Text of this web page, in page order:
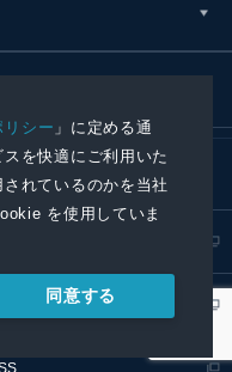
リシー 」に定める通
を快適にご利用いた
れているのかを当社
を使用していま
同意する
レスリリース取扱基準